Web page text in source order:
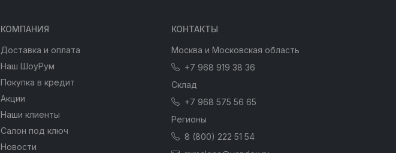
КОМПАНИЯ
Доставка и оплата
Наш ШоуРум
Покупка в кредит
Акции
Наши клиенты
Салон под ключ
Новости
КОНТАКТЫ
Москва и Московская область
+7 968 919 38 36
Склад
+7 968 575 56 65
Регионы
8 (800) 222 51 54